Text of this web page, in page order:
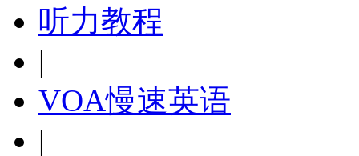
听力教程
|
VOA慢速英语
|